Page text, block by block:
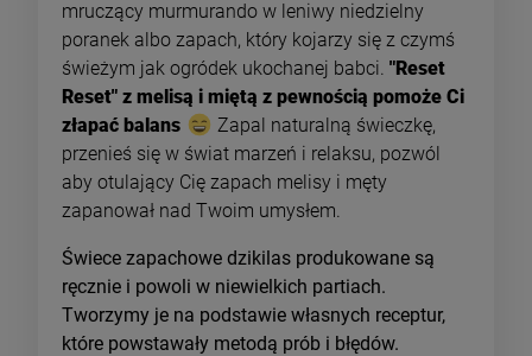
mruczący murmurando w leniwy niedzielny
poranek albo zapach, który kojarzy się z czymś
świeżym jak ogródek ukochanej babci. "Reset
Reset" z melisą i miętą z pewnością pomoże Ci
złapać balans
Zapal naturalną świeczkę,
przenieś się w świat marzeń i relaksu, pozwól
aby otulający Cię zapach melisy i męty
zapanował nad Twoim umysłem.
Świece zapachowe dzikilas produkowane są
ręcznie i powoli w niewielkich partiach.
Tworzymy je na podstawie własnych receptur,
które powstawały metodą prób i błędów.